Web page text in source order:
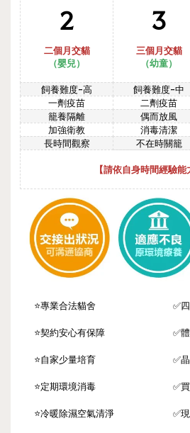
2
二個月交貓
（嬰兒）
3
三個月交貓
（幼童）
飼養難度-高 飼養難度-中
一劑疫苗
二劑疫苗
籠養隔離
偶而放風
加強衛教
消毒清潔
長時間觀察
不在時關籠
【請依自身時間經驗能
⭐️專業合法貓舍
⭐️契約安心有保障
⭐️自家少量培育
⭐️定期環境消毒
⭐️冷暖除濕空氣清淨
✅
✅
✅
✅
✅